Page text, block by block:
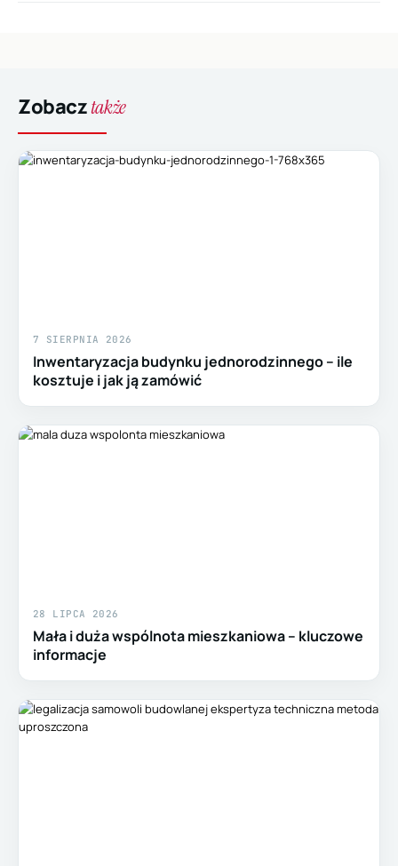
Zobacztakże
7 SIERPNIA 2026
Inwentaryzacja budynku jednorodzinnego – ile
kosztuje i jak ją zamówić
28 LIPCA 2026
Mała i duża wspólnota mieszkaniowa – kluczowe
informacje